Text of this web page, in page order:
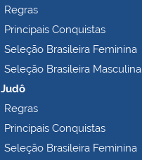
Regras
Principais Conquistas
Seleção Brasileira Feminina
Seleção Brasileira Masculina
Judô
Regras
Principais Conquistas
Seleção Brasileira Feminina